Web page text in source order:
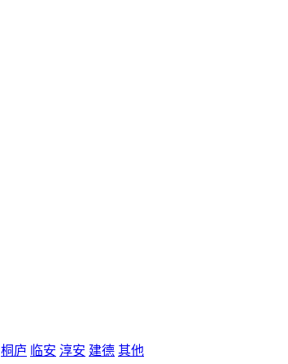
桐庐 临安 淳安 建德 其他